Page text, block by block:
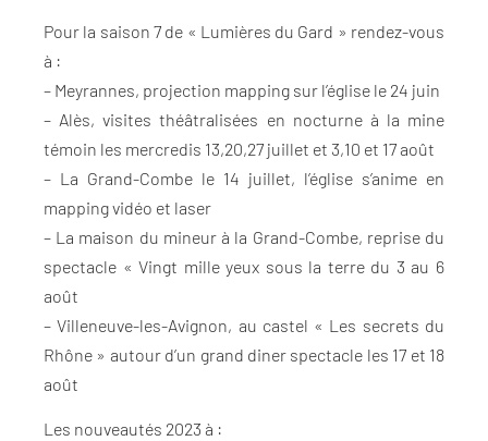
Pour la saison 7 de « Lumières du Gard » rendez-vous
à :
– Meyrannes, projection mapping sur l’église le 24 juin
– Alès, visites théâtralisées en nocturne à la mine
témoin les mercredis 13,20,27 juillet et 3,10 et 17 août
– La Grand-Combe le 14 juillet, l’église s’anime en
mapping vidéo et laser
– La maison du mineur à la Grand-Combe, reprise du
spectacle « Vingt mille yeux sous la terre du 3 au 6
août
– Villeneuve-les-Avignon, au castel « Les secrets du
Rhône » autour d’un grand diner spectacle les 17 et 18
août
Les nouveautés 2023 à :